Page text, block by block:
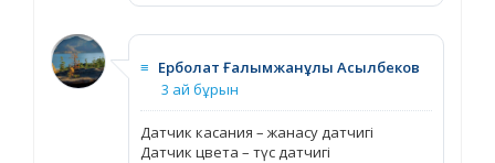
≡ Ерболат Ғалымжанұлы Асылбеков
3 ай бұрын
Датчик касания – жанасу датчигі
Датчик цвета – түс датчигі